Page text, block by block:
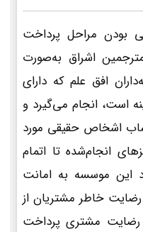
بودن مراحل پرداخت
اشراق به‌صورت
افق علم که دارای
است، انجام می‌گیرد و
اشخاص حقیقی مورد
انجام‌شده تا اتمام
این موسسه به امانت
خاطر مشتریان از
رضایت مشتری پرداخت